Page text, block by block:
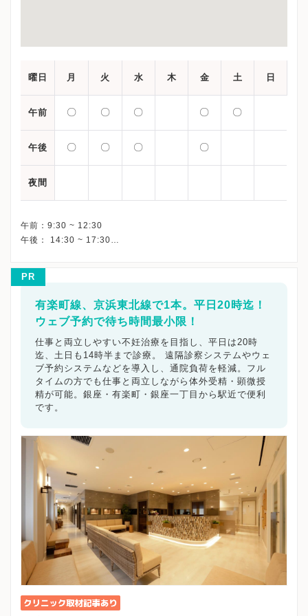
曜日 月 火 水 木 金 土 日
午前 〇 〇 〇 〇 〇
午後 〇 〇 〇 〇
夜間
午前：9:30 ~ 12:30
午後： 14:30 ~ 17:30
PR
有楽町線、京浜東北線で1本。平日20時迄！
ウェブ予約で待ち時間最小限！
仕事と両立しやすい不妊治療を目指し、平日は20時
迄、土日も14時半まで診療。 遠隔診察システムやウェ
ブ予約システムなどを導入し、通院負荷を軽減。フル
タイムの方でも仕事と両立しながら体外受精・顕微授
精が可能。銀座・有楽町・銀座一丁目から駅近で便利
です。